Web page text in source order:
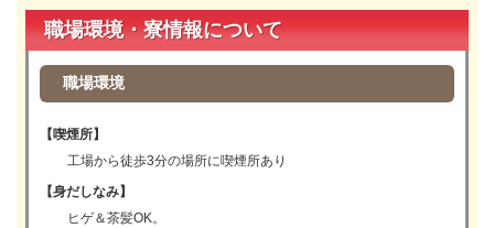
職場環境・寮情報について
職場環境
【喫煙所】
工場から徒歩3分の場所に喫煙所あり
【身だしなみ】
ヒゲ＆茶髪OK。